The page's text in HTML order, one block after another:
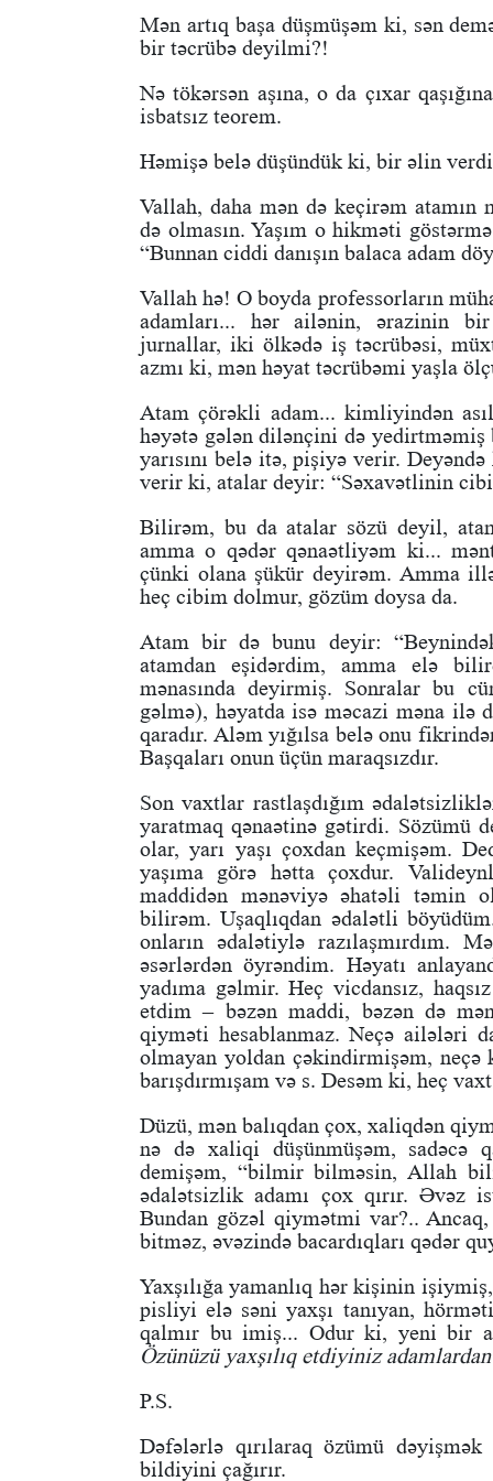
Mən artıq başa düşmüşəm ki, sən
bir təcrübə deyilmi?!
Nə tökərsən aşına, o da çıxar
isbatsız teorem.
Həmişə belə düşündük ki, bir əlin
Vallah, daha mən də keçirəm atamın
də olmasın. Yaşım o hikməti
“Bunnan ciddi danışın balaca adam
Vallah hə! O boyda professorların
adamları... hər ailənin, ərazinin
jurnallar, iki ölkədə iş təcrübəsi,
azmı ki, mən həyat təcrübəmi yaşla
Atam çörəkli adam... kimliyindən
həyətə gələn dilənçini də yedirtməmiş
yarısını belə itə, pişiyə verir.
verir ki, atalar deyir: “Səxavətlinin
Bilirəm, bu da atalar sözü deyil,
amma o qədər qənaətliyəm ki...
çünki olana şükür deyirəm. Amma
heç cibim dolmur, gözüm doysa da.
Atam bir də bunu deyir:
atamdan eşidərdim, amma elə
mənasında deyirmiş. Sonralar bu
gəlmə), həyatda isə məcazi məna ilə
qaradır. Aləm yığılsa belə onu
Başqaları onun üçün maraqsızdır.
Son vaxtlar rastlaşdığım
yaratmaq qənaətinə gətirdi. Sözümü
olar, yarı yaşı çoxdan keçmişəm.
yaşıma görə hətta çoxdur.
maddidən mənəviyə əhatəli təmin
bilirəm. Uşaqlıqdan ədalətli
onların ədalətiylə razılaşmırdım.
əsərlərdən öyrəndim. Həyatı
yadıma gəlmir. Heç vicdansız,
etdim – bəzən maddi, bəzən də
qiyməti hesablanmaz. Neçə ailələri
olmayan yoldan çəkindirmişəm,
barışdırmışam və s. Desəm ki, heç
Düzü, mən balıqdan çox, xaliqdən
nə də xaliqi düşünmüşəm, sadəcə
demişəm, “bilmir bilməsin, Allah
ədalətsizlik adamı çox qırır. Əvəz
Bundan gözəl qiymətmi var?..
bitməz, əvəzində bacardıqları qədər
Yaxşılığa yamanlıq hər kişinin
pisliyi elə səniyaxşı tanıyan,
qalmır bu imiş... Odur ki, yeni bir
Özünüzü yaxşılıq etdiyiniz
P.S.
Dəfələrlə qırılaraq özümü
bildiyini çağırır.